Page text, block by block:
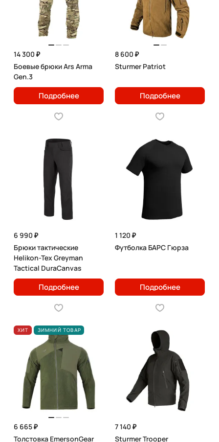
14 300 ₽
Боевые брюки Ars Arma
Gen.3
Подробнее
8 600 ₽
Sturmer Patriot
Подробнее
6 990 ₽
Брюки тактические
Helikon-Tex Greyman
Tactical DuraCanvas
Подробнее
1 120 ₽
Футболка БАРС Гюрза
Подробнее
ХИТ ЗИМНИЙ ТОВАР
6 665 ₽
Толстовка EmersonGear
7 140 ₽
Sturmer Trooper